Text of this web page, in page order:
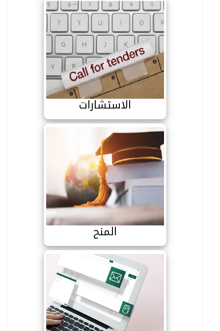
الاستشارات
الاستشارات
المنح
المنح
البريد الالكتروني